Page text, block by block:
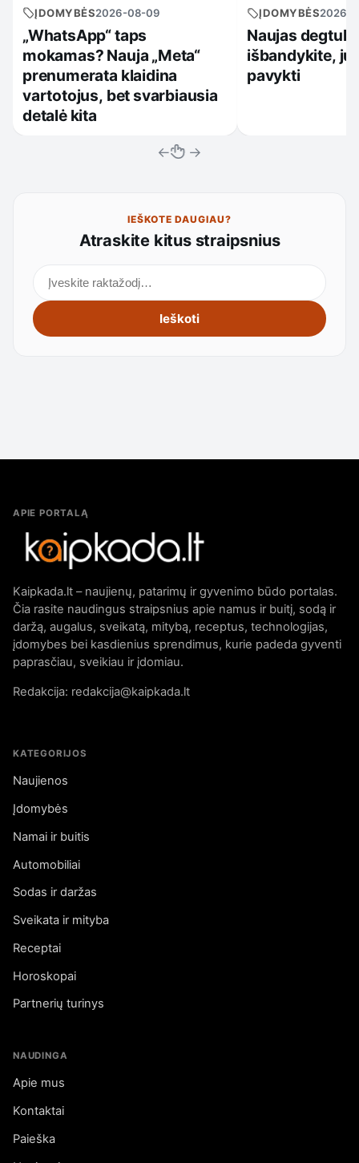
ĮDOMYBĖS2026-08-09
„WhatsApp“ taps
mokamas? Nauja „Meta“
prenumerata klaidina
vartotojus, bet svarbiausia
detalė kita
ĮDOMYBĖS2026-
Naujas
išbandykite,
pavykti
← →
IEŠKOTE DAUGIAU?
Atraskite kitus straipsnius
Ieškoti
APIE PORTALĄ
Kaipkada.lt – naujienų, patarimų ir gyvenimo būdo portalas.
Čia rasite naudingus straipsnius apie namus ir buitį, sodą ir
daržą, augalus, sveikatą, mitybą, receptus, technologijas,
įdomybes bei kasdienius sprendimus, kurie padeda gyventi
paprasčiau, sveikiau ir įdomiau.
Redakcija: redakcija@kaipkada.lt
KATEGORIJOS
Naujienos
Įdomybės
Namai ir buitis
Automobiliai
Sodas ir daržas
Sveikata ir mityba
Receptai
Horoskopai
Partnerių turinys
NAUDINGA
Apie mus
Kontaktai
Paieška